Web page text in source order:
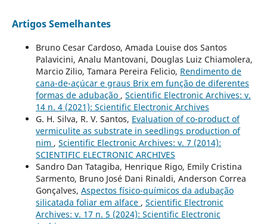
Artigos Semelhantes
Bruno Cesar Cardoso, Amada Louise dos Santos
Palavicini, Analu Mantovani, Douglas Luiz Chiamolera,
Marcio Zilio, Tamara Pereira Felicio, Rendimento de
cana-de-açúcar e graus Brix em função de diferentes
formas de adubação , Scientific Electronic Archives: v.
14 n. 4 (2021): Scientific Electronic Archives
G. H. Silva, R. V. Santos, Evaluation of co-product of
vermiculite as substrate in seedlings production of
nim , Scientific Electronic Archives: v. 7 (2014):
SCIENTIFIC ELECTRONIC ARCHIVES
Sandro Dan Tatagiba, Henrique Rigo, Emily Cristina
Sarmento, Bruno José Dani Rinaldi, Anderson Correa
Gonçalves, Aspectos físico-químicos da adubação
silicatada foliar em alface , Scientific Electronic
Archives: v. 17 n. 5 (2024): Scientific Electronic